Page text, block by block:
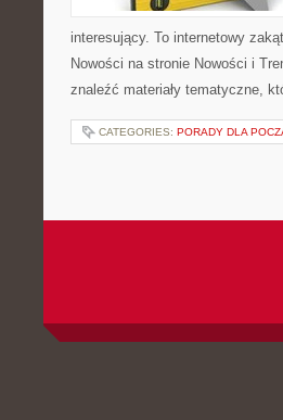
interesujący. To internetowy
Nowości na stronie Nowości i
znaleźć materiały tematyczne,
CATEGORIES: PORADY DLA